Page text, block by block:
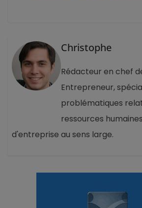
Christophe
Rédacteur en chef
Entrepreneur,
problématiques
ressources
d'entreprise au sens large.